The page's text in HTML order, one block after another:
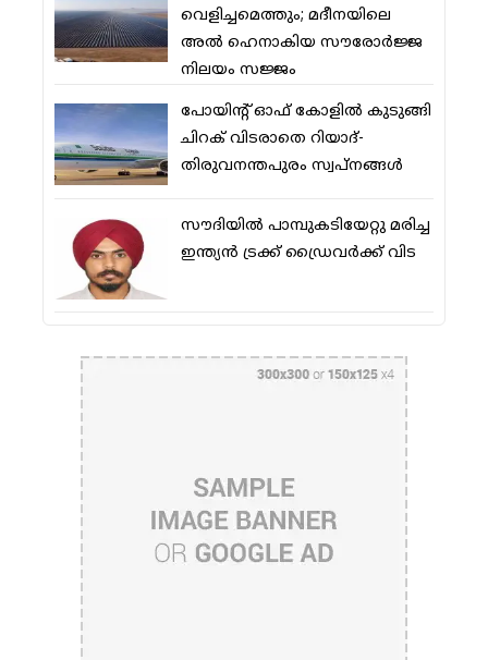
വെളിച്ചമെത്തും; മദീനയിലെ
അല്‍ ഹെനാകിയ സൗരോര്‍ജ്ജ
നിലയം സജ്ജം
പോയിന്റ് ഓഫ് കോളില്‍ കുടുങ്ങി
ചിറക് വിടരാതെ റിയാദ്-
തിരുവനന്തപുരം സ്വപ്നങ്ങള്‍
സൗദിയിൽ പാമ്പുകടിയേറ്റു മരിച്ച
ഇന്ത്യൻ ട്രക്ക് ഡ്രൈവർക്ക് വിട